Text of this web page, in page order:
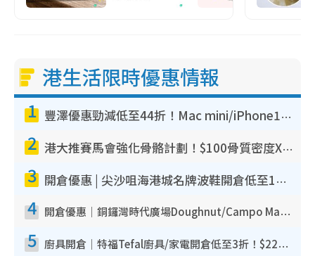
港生活限時優惠情報
1 豐澤優惠勁減低至44折！Mac mini/iPhone17Pro大減價！廚房家電$220起
2 港大推賽馬會強化骨骼計劃！$100骨質密度X光檢查 完成免費運動訓練送超市禮券！附參加資格
3 開倉優惠 | 尖沙咀海港城名牌波鞋開倉低至1折！On鞋$899起／Joy&Peace鞋履$98起
4 開倉優惠｜銅鑼灣時代廣場Doughnut/Campo Marzio開倉低至1折！背囊、書包、手袋劈價$200起
5 廚具開倉｜特福Tefal廚具/家電開倉低至3折！$220起買平底鍋/炒鑊/湯煲！電飯煲/吸塵機/燙斗$418起